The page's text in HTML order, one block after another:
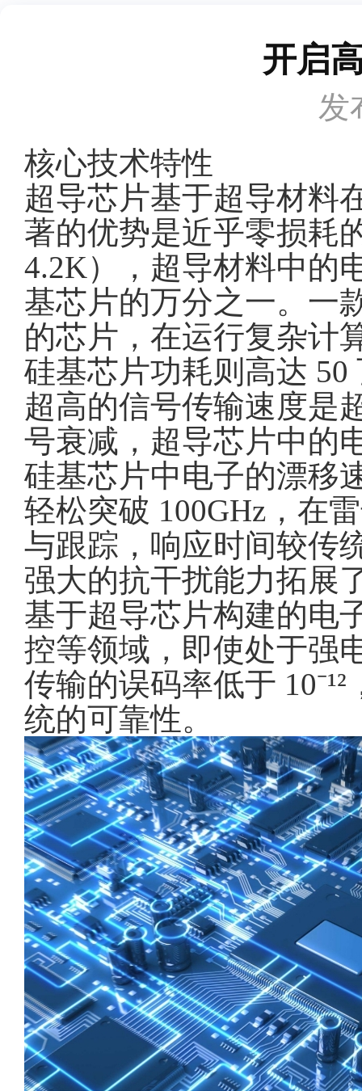
开启
发
核心技术特性
超导芯片基于超导材料
著的优势是近乎零损耗
4.2K），超导材料中的
基芯片的万分之一。一
的芯片，在运行复杂计
硅基芯片功耗则高达
超高的信号传输速度是
号衰减，超导芯片中的
硅基芯片中电子的漂移
轻松突破 100GHz，在
与跟踪，响应时间较传
强大的抗干扰能力拓展
基于超导芯片构建的电
控等领域，即使处于强
传输的误码率低于
统的可靠性。